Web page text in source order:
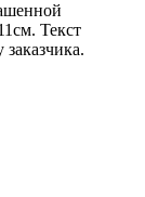
Текст